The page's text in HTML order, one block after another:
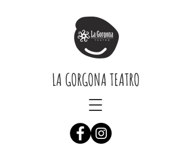
LA GORGONA TEATRO